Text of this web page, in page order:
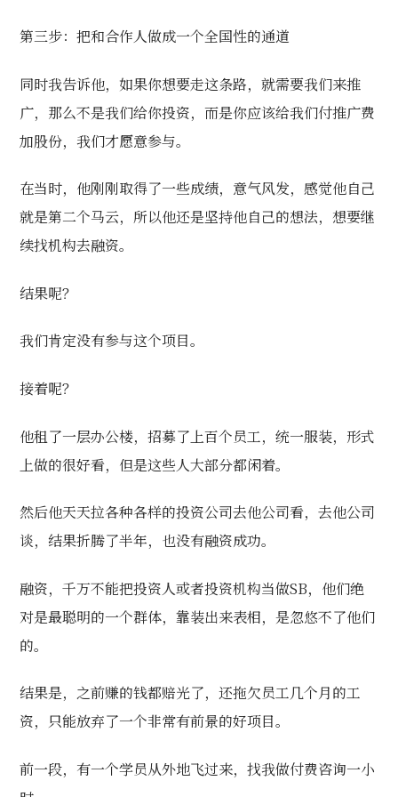
第三步：把和合作人做成一个全国性的通道
同时我告诉他，如果你想要走这条路，就需要我们来推
广，那么不是我们给你投资，而是你应该给我们付推广费
加股份，我们才愿意参与。
在当时，他刚刚取得了一些成绩，意气风发，感觉他自己
就是第二个马云，所以他还是坚持他自己的想法，想要继
续找机构去融资。
结果呢？
我们肯定没有参与这个项目。
接着呢？
他租了一层办公楼，招募了上百个员工，统一服装，形式
上做的很好看，但是这些人大部分都闲着。
然后他天天拉各种各样的投资公司去他公司看，去他公司
谈，结果折腾了半年，也没有融资成功。
融资，千万不能把投资人或者投资机构当做SB，他们绝
对是最聪明的一个群体，靠装出来表相，是忽悠不了他们
的。
结果是，之前赚的钱都赔光了，还拖欠员工几个月的工
资，只能放弃了一个非常有前景的好项目。
前一段，有一个学员从外地飞过来，找我做付费咨询一小